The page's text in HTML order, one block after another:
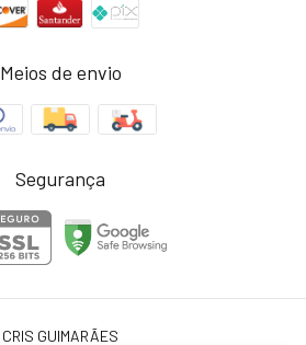
Meios de envio
Segurança
CRIS GUIMARÃES